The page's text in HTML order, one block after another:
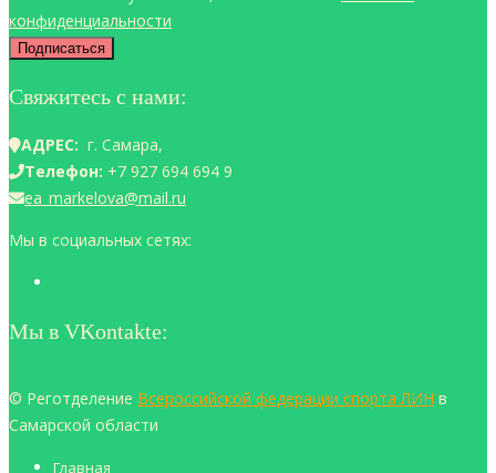
конфиденциальности
Свяжитесь с нами:
АДРЕС: г. Самара,
Телефон: +7 927 694 694 9
ea_markelova@mail.ru
Мы в социальных сетях:
Мы в VKontakte:
© Реготделение Всероссийской федерации спорта ЛИН в
Самарской области
Главная